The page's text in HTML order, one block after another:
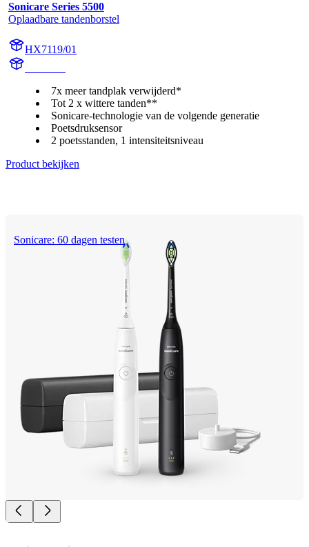
Sonicare Series 5500
Oplaadbare tandenborstel
HX7119/01
7x meer tandplak verwijderd*
Tot 2 x wittere tanden**
Sonicare-technologie van de volgende generatie
Poetsdruksensor
2 poetsstanden, 1 intensiteitsniveau
Product bekijken
Sonicare: 60 dagen testen